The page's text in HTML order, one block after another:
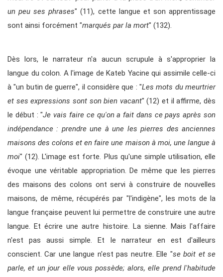
un peu ses phrases" (11), cette langue et son apprentissage
sont ainsi forcément "marqués par la mort" (132).
Dès lors, le narrateur n'a aucun scrupule à s'approprier la
langue du colon. A l'image de Kateb Yacine qui assimile celle-ci
à "un butin de guerre", il considère que : "Les mots du meurtrier
et ses expressions sont son bien vacant" (12) et il affirme, dès
le début : "Je vais faire ce qu'on a fait dans ce pays après son
indépendance : prendre une à une les pierres des anciennes
maisons des colons et en faire une maison à moi, une langue à
moi" (12). L'image est forte. Plus qu'une simple utilisation, elle
évoque une véritable appropriation. De même que les pierres
des maisons des colons ont servi à construire de nouvelles
maisons, de même, récupérés par "l'indigène", les mots de la
langue française peuvent lui permettre de construire une autre
langue. Et écrire une autre histoire. La sienne. Mais l'affaire
n'est pas aussi simple. Et le narrateur en est d'ailleurs
conscient. Car une langue n'est pas neutre. Elle "se boit et se
parle, et un jour elle vous possède; alors, elle prend l'habitude